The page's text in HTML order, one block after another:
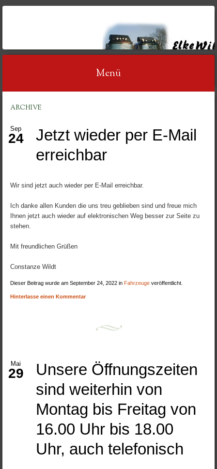
AUTOVERWERTUNG
WILDT
Menü
Inhalt
ARCHIVE
Jetzt wieder per E-Mail
erreichbar
Sep
24
Wir sind jetzt auch wieder per E-Mail erreichbar.
Ich danke allen Kunden die uns treu geblieben sind und freue mich
Ihnen jetzt auch wieder auf elektronischen Weg besser zur Seite zu
stehen.
Mit freundlichen Grüßen
Constanze Wildt
Dieser Beitrag wurde am September 24, 2022 in Fahrzeuge veröffentlicht.
Hinterlasse einen Kommentar
Unsere Öffnungszeiten
sind weiterhin von
Montag bis Freitag von
16.00 Uhr bis 18.00
Uhr, auch telefonisch
Mai
29